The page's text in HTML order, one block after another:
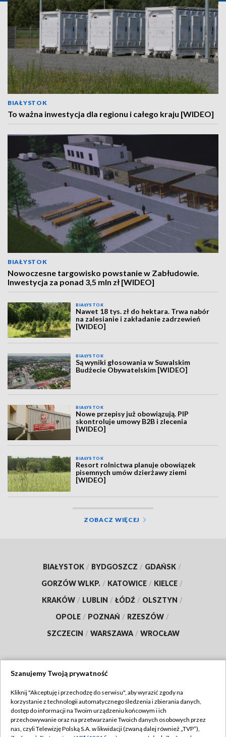
BIAŁYSTOK
To ważna inwestycja dla regionu i całego kraju [WIDEO]
BIAŁYSTOK
Nowoczesne targowisko powstanie w Zabłudowie.
Inwestycja za ponad 3,5 mln zł [WIDEO]
BIAŁYSTOK
Nawet 18 tys. zł do hektara. Trwa nabór
na zalesianie i zakładanie zadrzewień
[WIDEO]
BIAŁYSTOK
Są wyniki głosowania w Suwalskim
Budżecie Obywatelskim [WIDEO]
BIAŁYSTOK
Nowe przepisy już obowiązują. PIP
skontroluje umowy B2B i zlecenia
[WIDEO]
BIAŁYSTOK
Resort rolnictwa planuje obowiązek
pisemnych umów dzierżawy ziemi
[WIDEO]
ZOBACZ WIĘCEJ
BIAŁYSTOK / BYDGOSZCZ / GDAŃSK /
GORZÓW WLKP. / KATOWICE / KIELCE /
KRAKÓW / LUBLIN / ŁÓDŹ / OLSZTYN /
OPOLE / POZNAŃ / RZESZÓW /
SZCZECIN / WARSZAWA / WROCŁAW
TVP
Abonament TVP
Regulamin TVP
Szanujemy Twoją prywatność
Kliknij "Akceptuję i przechodzę do serwisu", aby wyrazić zgody na
korzystanie z technologii automatycznego śledzenia i zbierania danych,
dostęp do informacji na Twoim urządzeniu końcowym i ich
przechowywanie oraz na przetwarzanie Twoich danych osobowych przez
nas, czyli Telewizję Polską S.A. w likwidacji (zwaną dalej również „TVP”),